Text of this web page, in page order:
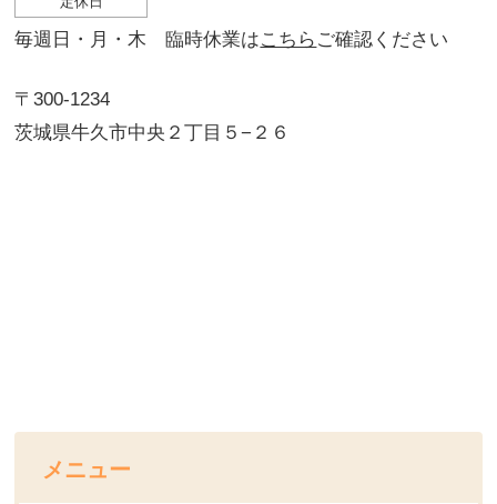
毎週日・月・木 臨時休業はこちら ご確認ください
〒300-1234
茨城県牛久市中央２丁目５−２６
メニュー